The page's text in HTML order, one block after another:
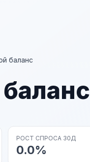
баланс
РОСТ СПРОСА 30Д
0.0%